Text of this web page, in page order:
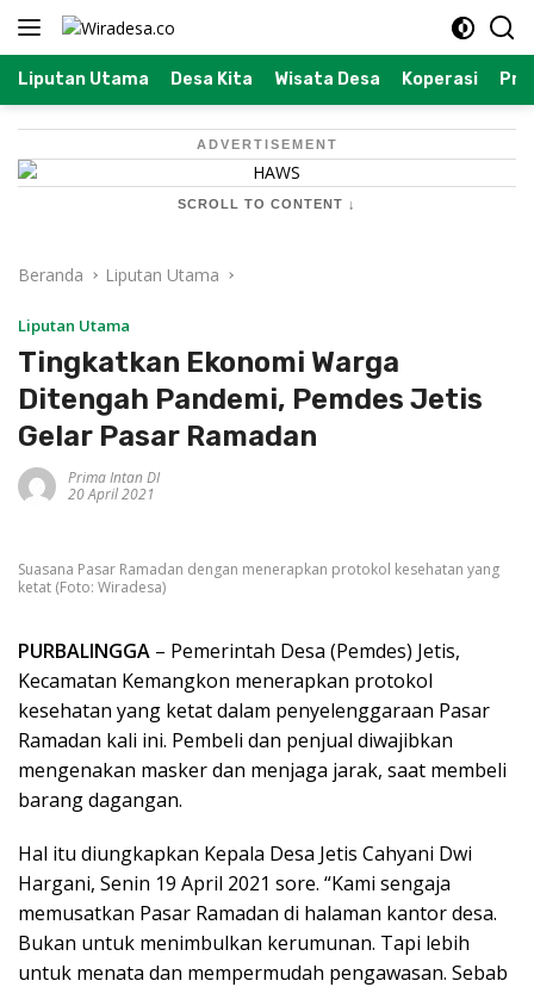
Langsung
Liputan Utama Desa Kita Wisata Desa Koperasi
ADVERTISEMENT
SCROLL TO CONTENT ↓
Beranda Liputan Utama
Liputan Utama
Tingkatkan Ekonomi Warga
Ditengah Pandemi, Pemdes Jetis
Gelar Pasar Ramadan
Prima Intan DI
20 April 2021
Suasana Pasar Ramadan dengan menerapkan protokol kesehatan yang
ketat (Foto: Wiradesa)
PURBALINGGA – Pemerintah Desa (Pemdes) Jetis,
Kecamatan Kemangkon menerapkan protokol
kesehatan yang ketat dalam penyelenggaraan Pasar
Ramadan kali ini. Pembeli dan penjual diwajibkan
mengenakan masker dan menjaga jarak, saat membeli
barang dagangan.
Hal itu diungkapkan Kepala Desa Jetis Cahyani Dwi
Hargani, Senin 19 April 2021 sore. “Kami sengaja
memusatkan Pasar Ramadan di halaman kantor desa.
Bukan untuk menimbulkan kerumunan. Tapi lebih
untuk menata dan mempermudah pengawasan. Sebab